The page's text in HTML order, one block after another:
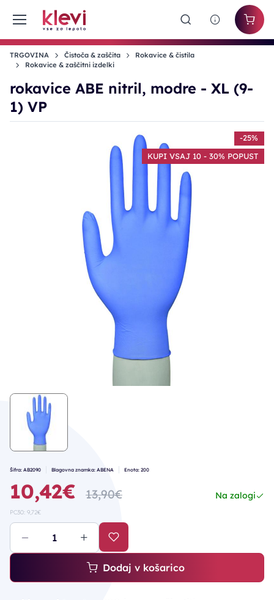
TRGOVINA Čistoča & zaščita
Rokavice & čistila
Rokavice & zaščitni izdelki
rokavice ABE nitril, modre - XL (9-
1) VP
-25%
KUPI VSAJ 10 - 30% POPUST
Šifra: AB2090 Blagovna znamka: ABENA Enota: 200
10,42€ 13,90€ Na zalogi
PC30: 9,72€
Dodaj v košarico